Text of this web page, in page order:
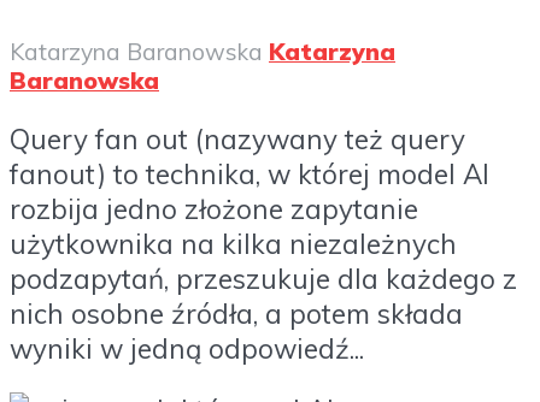
Katarzyna Baranowska Katarzyna
Baranowska
Query fan out (nazywany też query
fanout) to technika, w której model AI
rozbija jedno złożone zapytanie
użytkownika na kilka niezależnych
podzapytań, przeszukuje dla każdego z
nich osobne źródła, a potem składa
wyniki w jedną odpowiedź...